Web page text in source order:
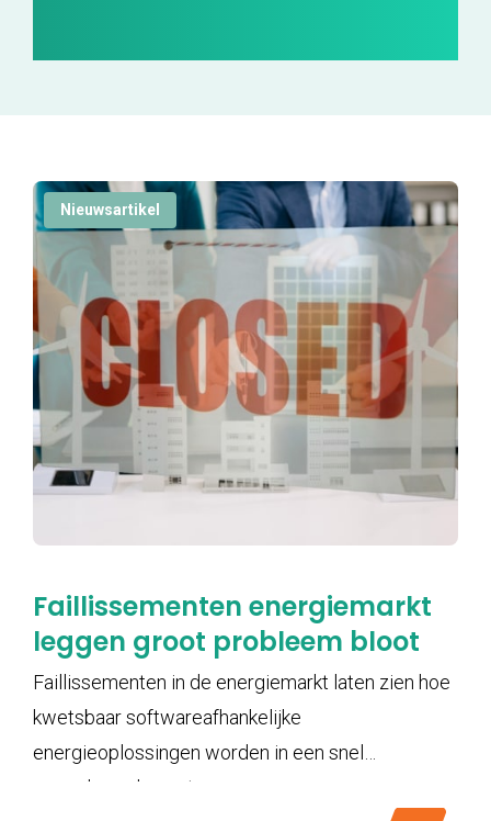
Nieuwsartikel
Faillissementen energiemarkt
leggen groot probleem bloot
Faillissementen in de energiemarkt laten zien hoe
kwetsbaar softwareafhankelijke
energieoplossingen worden in een snel
veranderende sector.